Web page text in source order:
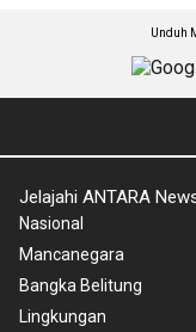
Unduh
Jelajahi ANTARA
Nasional
Mancanegara
Bangka Belitung
Lingkungan